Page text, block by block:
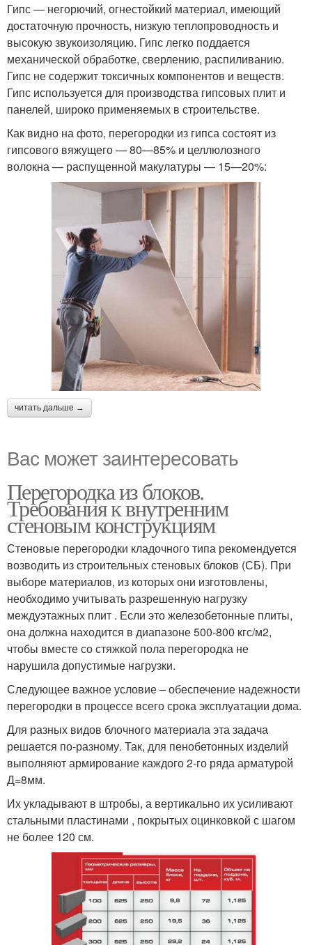
Гипсолитовые
перегородки
Сантехнические
перегородки
Гипс — негорючий, огнестойкий материал, имеющий
достаточную прочность, низкую теплопроводность и
высокую звукоизоляцию. Гипс легко поддается
механической обработке, сверлению, распиливанию.
Гипс не содержит токсичных компонентов и веществ.
Гипс используется для производства гипсовых плит и
панелей, широко применяемых в строительстве.
Как видно на фото, перегородки из гипса состоят из
гипсового вяжущего — 80—85% и целлюлозного
волокна — распущенной макулатуры — 15—20%:
читать дальше →
Вас может заинтересовать
Перегородка из блоков.
Требования к внутренним
стеновым конструкциям
Стеновые перегородки кладочного типа рекомендуется
возводить из строительных стеновых блоков (СБ). При
выборе материалов, из которых они изготовлены,
необходимо учитывать разрешенную нагрузку
междуэтажных плит . Если это железобетонные плиты,
она должна находится в диапазоне 500-800 кгс/м2,
чтобы вместе со стяжкой пола перегородка не
нарушила допустимые нагрузки.
Следующее важное условие – обеспечение надежности
перегородки в процессе всего срока эксплуатации дома.
Для разных видов блочного материала эта задача
решается по-разному. Так, для пенобетонных изделий
выполняют армирование каждого 2-го ряда арматурой
Д=8мм.
Их укладывают в штробы, а вертикально их усиливают
стальными пластинами , покрытых оцинковкой с шагом
не более 120 см.